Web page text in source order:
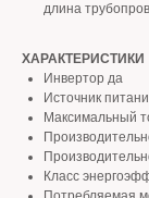
длина
ХАРАКТЕРИСТИКИ
Инвертор да
Источник
Максимальный
Класс